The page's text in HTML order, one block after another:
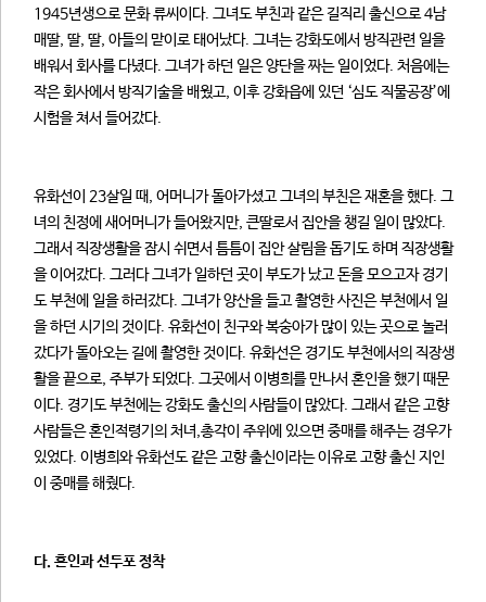
1945년생으로 문화 류씨이다. 그녀도 부친과 같은 길직리 출신으로 4남
매딸, 딸, 딸, 아들의 맏이로 태어났다. 그녀는 강화도에서 방직관련 일을
배워서 회사를 다녔다. 그녀가 하던 일은 양단을 짜는 일이었다. 처음에는
작은 회사에서 방직기술을 배웠고, 이후 강화읍에 있던 ‘심도 직물공장’에
시험을 쳐서 들어갔다.
유화선이 23살일 때, 어머니가 돌아가셨고 그녀의 부친은 재혼을 했다. 그
녀의 친정에 새어머니가 들어왔지만, 큰딸로서 집안을 챙길 일이 많았다.
그래서 직장생활을 잠시 쉬면서 틈틈이 집안 살림을 돕기도 하며 직장생활
을 이어갔다. 그러다 그녀가 일하던 곳이 부도가 났고 돈을 모으고자 경기
도 부천에 일을 하러갔다. 그녀가 양산을 들고 촬영한 사진은 부천에서 일
을 하던 시기의 것이다. 유화선이 친구와 복숭아가 많이 있는 곳으로 놀러
갔다가 돌아오는 길에 촬영한 것이다. 유화선은 경기도 부천에서의 직장생
활을 끝으로, 주부가 되었다. 그곳에서 이병희를 만나서 혼인을 했기 때문
이다. 경기도 부천에는 강화도 출신의 사람들이 많았다. 그래서 같은 고향
사람들은 혼인적령기의 처녀,총각이 주위에 있으면 중매를 해주는 경우가
있었다. 이병희와 유화선도 같은 고향 출신이라는 이유로 고향 출신 지인
이 중매를 해줬다.
다. 혼인과 선두포 정착